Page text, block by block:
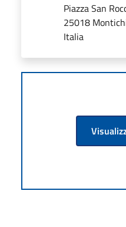
Piazza San
25018
Italia